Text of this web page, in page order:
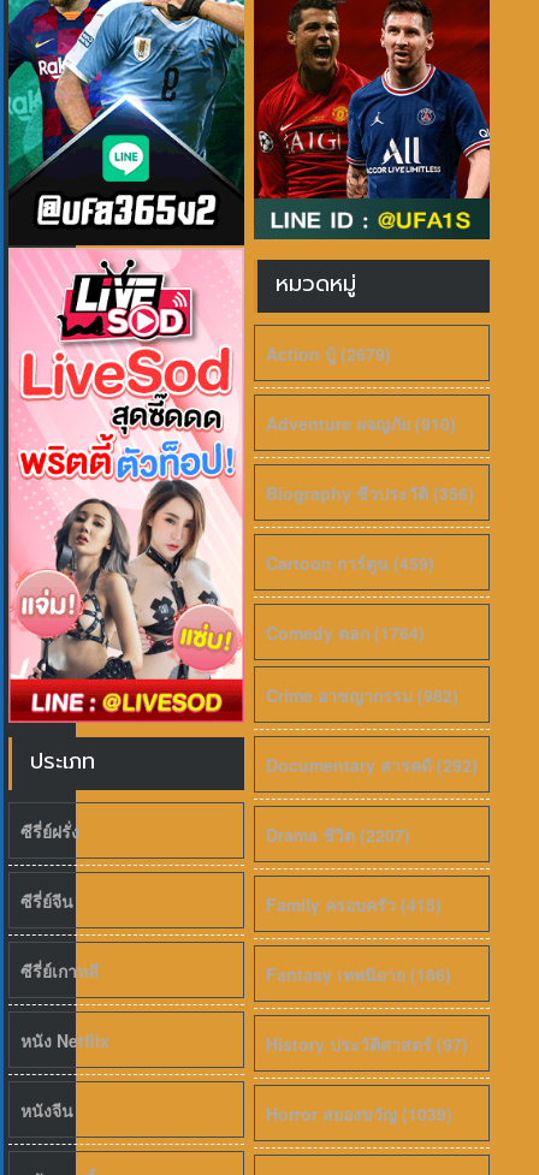
ประเภท
ซีรี่ย์ฝรั่ง
ซีรี่ย์จีน
ซีรี่ย์เกาหลี
หนัง Netflix
หนังจีน
หมวดหมู่
Action บู้ (2679)
Adventure ผจญภัย (910)
Biography ชีวประวัติ (356)
Cartoon การ์ตูน (459)
Comedy ตลก (1764)
Crime อาชญากรรม (982)
Documentary สารคดี (292)
Drama ชีวิต (2207)
Family ครอบครัว (415)
Fantasy เทพนิยาย (186)
History ประวัติศาสตร์ (97)
Horror สยองขวัญ (1039)